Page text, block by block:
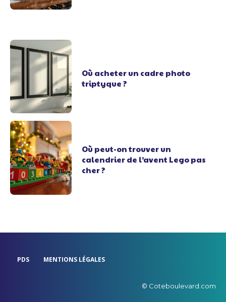
Où acheter un cadre photo
triptyque ?
Où peut-on trouver un
calendrier de l’avent Lego pas
cher ?
PDS MENTIONS LÉGALES
© Coteboulevard.com